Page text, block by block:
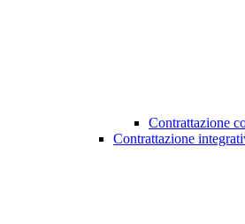
Contrattazione
Contrattazione